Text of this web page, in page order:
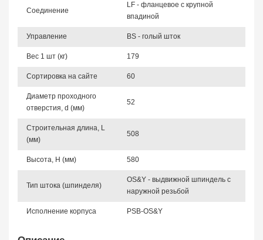
Соединение
LF - фланцевое с крупной
впадиной
Управление BS - голый шток
Вес 1 шт (кг) 179
Сортировка на сайте 60
Диаметр проходного
отверстия, d (мм)
52
Строительная длина, L
(мм)
508
Высота, Н (мм) 580
Тип штока (шпинделя)
OS&Y - выдвижной шпиндель с
наружной резьбой
Исполнение корпуса PSB-OS&Y